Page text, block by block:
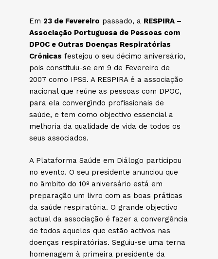
Em 23 de Fevereiro passado, a RESPIRA –
Associação Portuguesa de Pessoas com
DPOC e Outras Doenças Respiratórias
Crónicas festejou o seu décimo aniversário,
pois constituiu-se em 9 de Fevereiro de
2007 como IPSS. A RESPIRA é a associação
nacional que reúne as pessoas com DPOC,
para ela convergindo profissionais de
saúde, e tem como objectivo essencial a
melhoria da qualidade de vida de todos os
seus associados.
A Plataforma Saúde em Diálogo participou
no evento. O seu presidente anunciou que
no âmbito do 10º aniversário está em
preparação um livro com as boas práticas
da saúde respiratória. O grande objectivo
actual da associação é fazer a convergência
de todos aqueles que estão activos nas
doenças respiratórias. Seguiu-se uma terna
homenagem à primeira presidente da